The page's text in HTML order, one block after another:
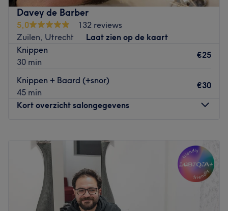
dan jou het kapsel te geven waar je van droomt en
luisteren hierbij goed naar je wensen. Je kunt hier niet
alleen terecht voor alles op het gebied van haar, maar
ook voor onder andere het behandelen van je
wenkbrauwen, ontharen en visagie. Het is de bedoeling
dat iedere klant met een brede lach de salon verlaat.
Go to venue
Davey de Barber
5,0
132 reviews
Zuilen, Utrecht
Laat zien op de kaart
Knippen
30 min
€25
Knippen + Baard (+snor)
45 min
€30
Kort overzicht salongegevens
Dinsdag
21:30
Woensdag
21:30
Donderdag
–21:30
Vrijdag
19:00
Zaterdag
Zondag